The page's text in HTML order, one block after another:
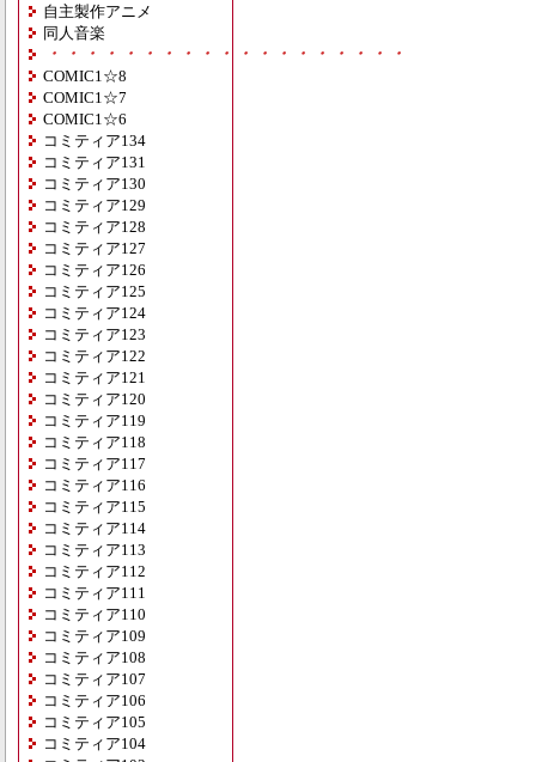
自主製作アニメ
同人音楽
・・・・・・・・・・・・・・・・・・・
COMIC1☆8
COMIC1☆7
COMIC1☆6
コミティア134
コミティア131
コミティア130
コミティア129
コミティア128
コミティア127
コミティア126
コミティア125
コミティア124
コミティア123
コミティア122
コミティア121
コミティア120
コミティア119
コミティア118
コミティア117
コミティア116
コミティア115
コミティア114
コミティア113
コミティア112
コミティア111
コミティア110
コミティア109
コミティア108
コミティア107
コミティア106
コミティア105
コミティア104